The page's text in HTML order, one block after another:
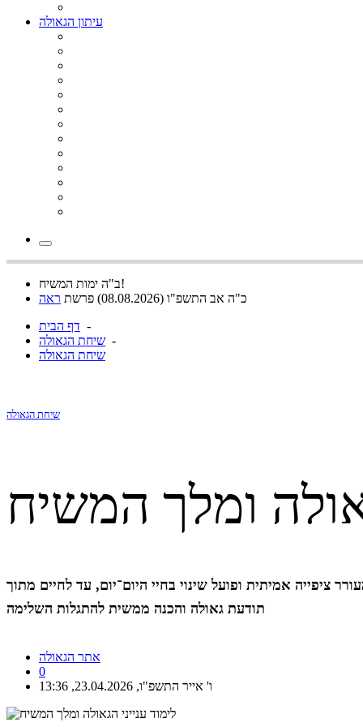
עיתון הגאולה
ב"ה ימות המשיח!
כ"ה אב התשפ"ו (08.08.2026) פרשת
ראה
דף הבית -
שיחת הגאולה -
שיחת הגאולה
שיחת הגאולה
ומלך המשיח
ציפייה אמיתית ופועל שינוי בחיי היום־יום, עד לחיים מתוך
תודעת גאולה והכנה ממשית להתגלות השלימה
אתר הגאולה
0
ו' אייר התשפ"ו, 23.04.2026, 13:36